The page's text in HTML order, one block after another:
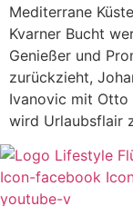
Mediterrane
Kvarner Bucht
Genießer und
zurückzieht,
Ivanovic mit Otto
wird Urlaubsflair
Icon-facebook
youtube-v